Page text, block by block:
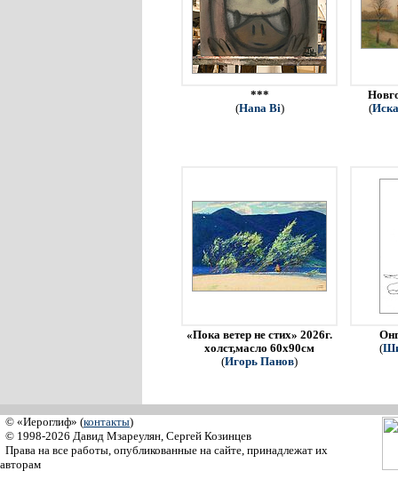
***
(Hana Bi)
(
«Пока ветер не стих» 2026г.
холст,масло 60х90см
(Игорь Панов)
(
© «Иероглиф» (контакты)
© 1998-2026 Давид Мзареулян, Сергей Козинцев
Права на все работы, опубликованные на сайте, принадлежат их
авторам